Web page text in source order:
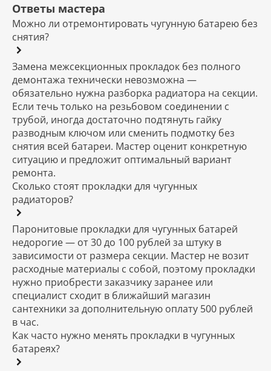
Ответы мастера
Можно ли отремонтировать чугунную батарею без
снятия?
Замена межсекционных прокладок без полного
демонтажа технически невозможна —
обязательно нужна разборка радиатора на секции.
Если течь только на резьбовом соединении с
трубой, иногда достаточно подтянуть гайку
разводным ключом или сменить подмотку без
снятия всей батареи. Мастер оценит конкретную
ситуацию и предложит оптимальный вариант
ремонта.
Сколько стоят прокладки для чугунных
радиаторов?
Паронитовые прокладки для чугунных батарей
недорогие — от 30 до 100 рублей за штуку в
зависимости от размера секции. Мастер не возит
расходные материалы с собой, поэтому прокладки
нужно приобрести заказчику заранее или
специалист сходит в ближайший магазин
сантехники за дополнительную оплату 500 рублей
в час.
Как часто нужно менять прокладки в чугунных
батареях?